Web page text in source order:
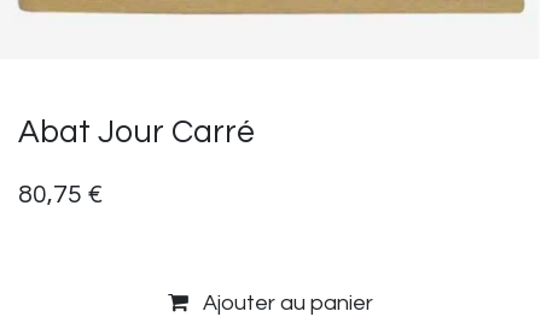
Abat Jour Carré
80,75 €
Ajouter au panier